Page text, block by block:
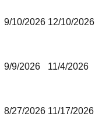
9/10/2026 12/10/2026
9/9/2026 11/4/2026
8/27/2026 11/17/2026